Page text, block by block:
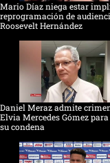
Mario Díaz niega estar
reprogramación de
Roosevelt Hernández
Daniel Meraz admite
Elvia Mercedes Gómez
su condena